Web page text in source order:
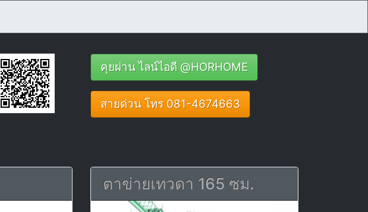
คุยผ่าน ไลน์ไอดี @HORHOME
สายด่วน โทร 081-4674663
ตาข่ายเทวดา 165 ซม.